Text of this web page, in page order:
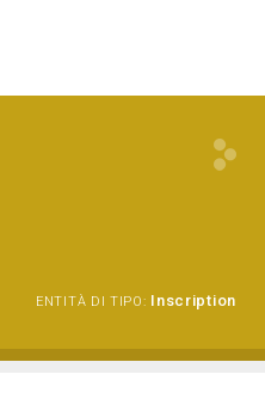
ENTITÀ DI TIPO: Inscription